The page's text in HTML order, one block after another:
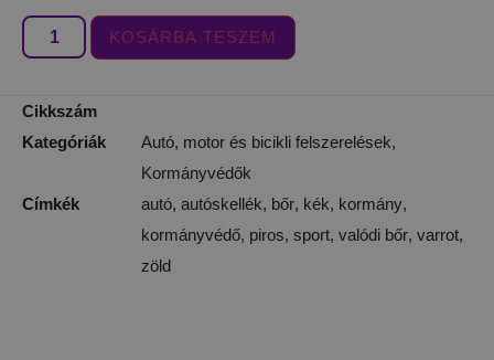
KOSÁRBA TESZEM
Cikkszám
Kategóriák
Autó, motor és bicikli felszerelések,
Kormányvédők
Címkék
autó, autóskellék, bőr, kék, kormány,
kormányvédő, piros, sport, valódi bőr, varrot,
zöld